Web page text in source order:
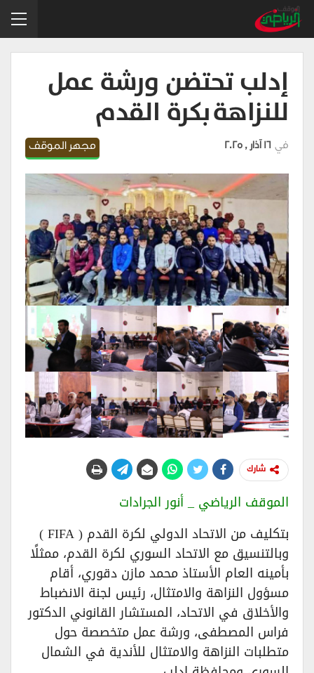
إدلب تحتضن ورشة عمل
للنزاهة بكرة القدم
مجهر الموقف في 16 آذار , 2025
شارك
الموقف الرياضي _ أنور الجرادات
بتكليف من الاتحاد الدولي لكرة القدم ( FIFA )
وبالتنسيق مع الاتحاد السوري لكرة القدم، ممثلًا
بأمينه العام الأستاذ محمد مازن دقوري، أقام
مسؤول النزاهة والامتثال، رئيس لجنة الانضباط
والأخلاق في الاتحاد، المستشار القانوني الدكتور
فراس المصطفى، ورشة عمل متخصصة حول
متطلبات النزاهة والامتثال للأندية في الشمال